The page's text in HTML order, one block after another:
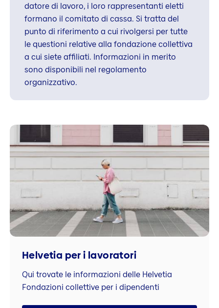
datore di lavoro, i loro rappresentanti eletti
formano il comitato di cassa. Si tratta del
punto di riferimento a cui rivolgersi per tutte
le questioni relative alla fondazione collettiva
a cui siete affiliati. Informazioni in merito
sono disponibili nel regolamento
organizzativo.
Helvetia per i lavoratori
Qui trovate le informazioni delle Helvetia
Fondazioni collettive per i dipendenti